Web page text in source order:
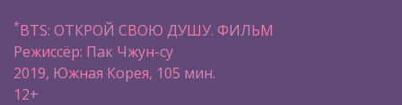
*BTS: ОТКРОЙ СВОЮ ДУШУ. ФИЛЬМ
Режиссёр: Пак Чжун-су
2019, Южная Корея, 105 мин.
12+